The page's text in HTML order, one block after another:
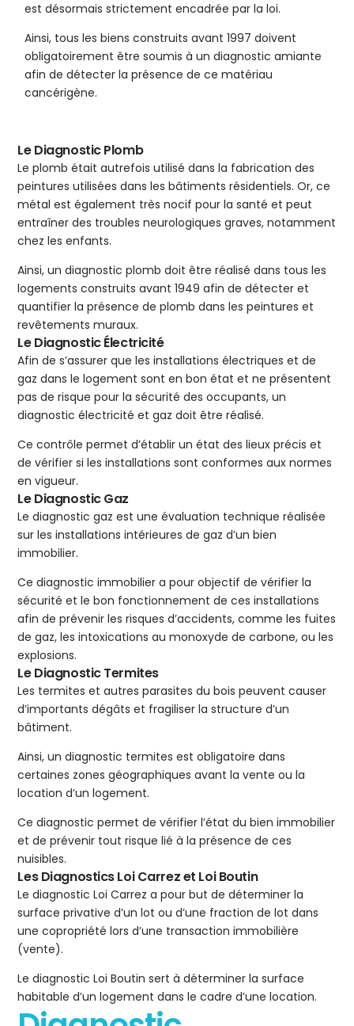
est désormais strictement encadrée par la loi.
Ainsi, tous les biens construits avant 1997 doivent
obligatoirement être soumis à un diagnostic amiante
afin de détecter la présence de ce matériau
cancérigène.
Le Diagnostic Plomb
Le plomb était autrefois utilisé dans la fabrication des
peintures utilisées dans les bâtiments résidentiels. Or, ce
métal est également très nocif pour la santé et peut
entraîner des troubles neurologiques graves, notamment
chez les enfants.
Ainsi, un diagnostic plomb doit être réalisé dans tous les
logements construits avant 1949 afin de détecter et
quantifier la présence de plomb dans les peintures et
revêtements muraux.
Le Diagnostic Électricité
Afin de s’assurer que les installations électriques et de
gaz dans le logement sont en bon état et ne présentent
pas de risque pour la sécurité des occupants, un
diagnostic électricité et gaz doit être réalisé.
Ce contrôle permet d’établir un état des lieux précis et
de vérifier si les installations sont conformes aux normes
en vigueur.
Le Diagnostic Gaz
Le diagnostic gaz est une évaluation technique réalisée
sur les installations intérieures de gaz d’un bien
immobilier.
Ce diagnostic immobilier a pour objectif de vérifier la
sécurité et le bon fonctionnement de ces installations
afin de prévenir les risques d’accidents, comme les fuites
de gaz, les intoxications au monoxyde de carbone, ou les
explosions.
Le Diagnostic Termites
Les termites et autres parasites du bois peuvent causer
d’importants dégâts et fragiliser la structure d’un
bâtiment.
Ainsi, un diagnostic termites est obligatoire dans
certaines zones géographiques avant la vente ou la
location d’un logement.
Ce diagnostic permet de vérifier l’état du bien immobilier
et de prévenir tout risque lié à la présence de ces
nuisibles.
Les Diagnostics Loi Carrez et Loi Boutin
Le diagnostic Loi Carrez a pour but de déterminer la
surface privative d’un lot ou d’une fraction de lot dans
une copropriété lors d’une transaction immobilière
(vente).
Le diagnostic Loi Boutin sert à déterminer la surface
habitable d’un logement dans le cadre d’une location.